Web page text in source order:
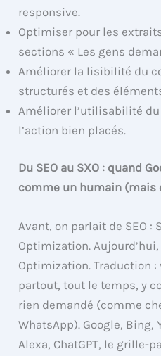
responsive.
Optimiser pour les
sections « Les gens
Améliorer la lisibilité du
structurés et des
Améliorer l’utilisabilité
l’action bien placés.
Du SEO au SXO : quand
comme un humain (mais
Avant, on parlait de SEO :
Optimization. Aujourd’hui,
Optimization. Traduction
partout, tout le temps, y
rien demandé (comme
WhatsApp). Google, Bing,
Alexa, ChatGPT, le grille-